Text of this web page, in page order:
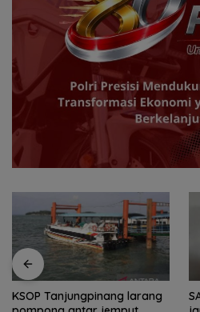
SAR Tanjungpinang siaga 24